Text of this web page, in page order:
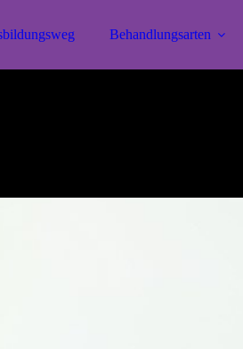
Behandlungsarten